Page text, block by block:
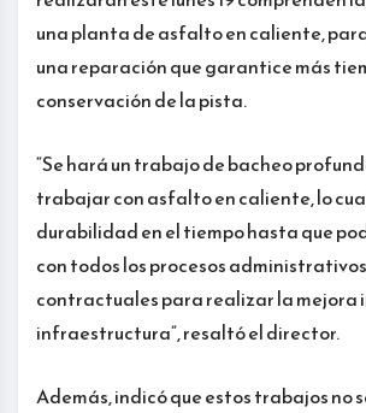
una planta de asfalto en caliente,
una reparación que garantice más
conservación de la pista.
“Se hará un trabajo de bacheo
trabajar con asfalto en caliente, lo
durabilidad en el tiempo hasta que
con todos los procesos
contractuales para realizar la mejora
infraestructura”, resaltó el director.
Además, indicó que estos trabajos no